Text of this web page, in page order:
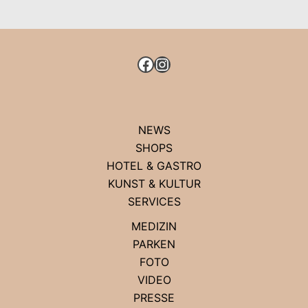
GALLERY
FACEBOOK
INSTAGRAM
NEWS
SHOPS
HOTEL & GASTRO
KUNST & KULTUR
SERVICES
MEDIZIN
PARKEN
FOTO
VIDEO
PRESSE